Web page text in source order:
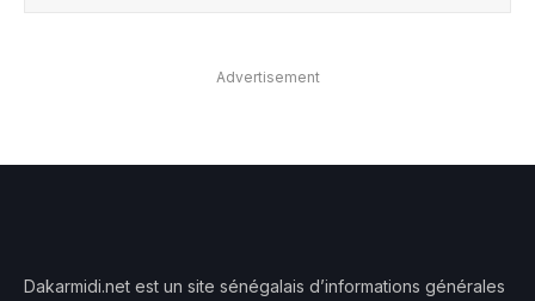
Advertisement
Dakarmidi.net est un site sénégalais d’informations générales